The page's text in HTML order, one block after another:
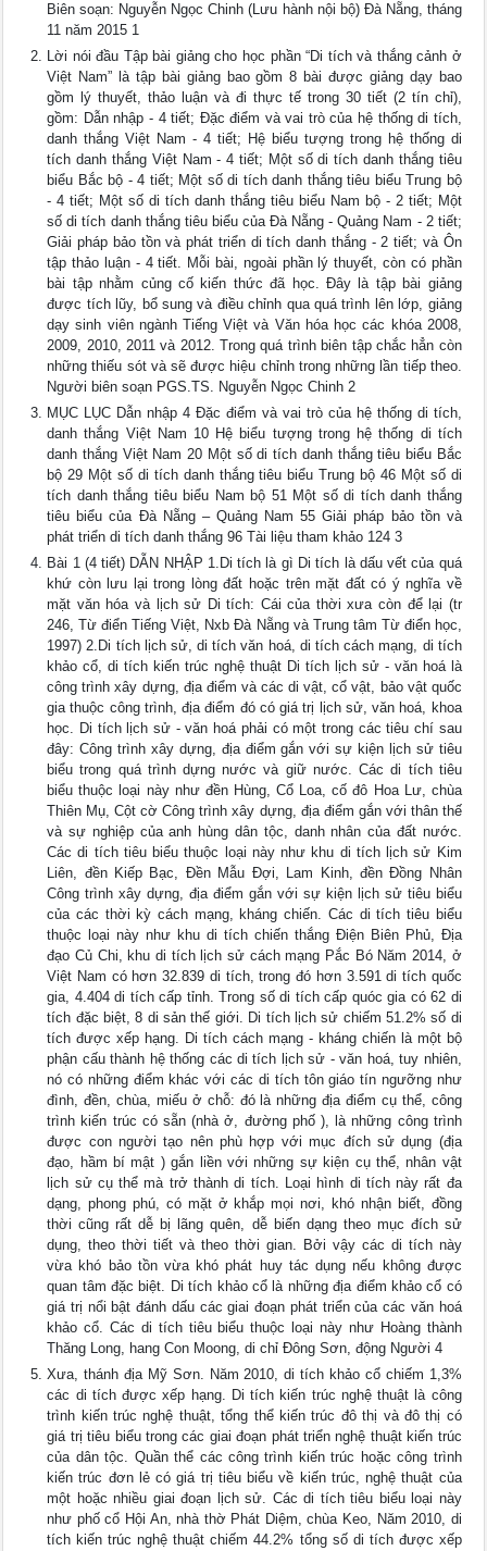
Biên soạn: Nguyễn Ngọc Chinh (Lưu hành nội bộ) Đà Nẵng, tháng
11 năm 2015 1
Lời nói đầu Tập bài giảng cho học phần “Di tích và thắng cảnh ở
Việt Nam” là tập bài giảng bao gồm 8 bài được giảng dạy bao
gồm lý thuyết, thảo luận và đi thực tế trong 30 tiết (2 tín chỉ),
gồm: Dẫn nhập - 4 tiết; Đặc điểm và vai trò của hệ thống di tích,
danh thắng Việt Nam - 4 tiết; Hệ biểu tượng trong hệ thống di
tích danh thắng Việt Nam - 4 tiết; Một số di tích danh thắng tiêu
biểu Bắc bộ - 4 tiết; Một số di tích danh thắng tiêu biểu Trung bộ
- 4 tiết; Một số di tích danh thắng tiêu biểu Nam bộ - 2 tiết; Một
số di tích danh thắng tiêu biểu của Đà Nẵng - Quảng Nam - 2 tiết;
Giải pháp bảo tồn và phát triển di tích danh thắng - 2 tiết; và Ôn
tập thảo luận - 4 tiết. Mỗi bài, ngoài phần lý thuyết, còn có phần
bài tập nhằm củng cố kiến thức đã học. Đây là tập bài giảng
được tích lũy, bổ sung và điều chỉnh qua quá trình lên lớp, giảng
dạy sinh viên ngành Tiếng Việt và Văn hóa học các khóa 2008,
2009, 2010, 2011 và 2012. Trong quá trình biên tập chắc hẳn còn
những thiếu sót và sẽ được hiệu chỉnh trong những lần tiếp theo.
Người biên soạn PGS.TS. Nguyễn Ngọc Chinh 2
MỤC LỤC Dẫn nhập 4 Đặc điểm và vai trò của hệ thống di tích,
danh thắng Việt Nam 10 Hệ biểu tượng trong hệ thống di tích
danh thắng Việt Nam 20 Một số di tích danh thắng tiêu biểu Bắc
bộ 29 Một số di tích danh thắng tiêu biểu Trung bộ 46 Một số di
tích danh thắng tiêu biểu Nam bộ 51 Một số di tích danh thắng
tiêu biểu của Đà Nẵng – Quảng Nam 55 Giải pháp bảo tồn và
phát triển di tích danh thắng 96 Tài liệu tham khảo 124 3
Bài 1 (4 tiết) DẪN NHẬP 1.Di tích là gì Di tích là dấu vết của quá
khứ còn lưu lại trong lòng đất hoặc trên mặt đất có ý nghĩa về
mặt văn hóa và lịch sử Di tích: Cái của thời xưa còn để lại (tr
246, Từ điển Tiếng Việt, Nxb Đà Nẵng và Trung tâm Từ điển học,
1997) 2.Di tích lịch sử, di tích văn hoá, di tích cách mạng, di tích
khảo cổ, di tích kiến trúc nghệ thuật Di tích lịch sử - văn hoá là
công trình xây dựng, địa điểm và các di vật, cổ vật, bảo vật quốc
gia thuộc công trình, địa điểm đó có giá trị lịch sử, văn hoá, khoa
học. Di tích lịch sử - văn hoá phải có một trong các tiêu chí sau
đây: Công trình xây dựng, địa điểm gắn với sự kiện lịch sử tiêu
biểu trong quá trình dựng nước và giữ nước. Các di tích tiêu
biểu thuộc loại này như đền Hùng, Cổ Loa, cố đô Hoa Lư, chùa
Thiên Mụ, Cột cờ Công trình xây dựng, địa điểm gắn với thân thế
và sự nghiệp của anh hùng dân tộc, danh nhân của đất nước.
Các di tích tiêu biểu thuộc loại này như khu di tích lịch sử Kim
Liên, đền Kiếp Bạc, Đền Mẫu Đợi, Lam Kinh, đền Đồng Nhân
Công trình xây dựng, địa điểm gắn với sự kiện lịch sử tiêu biểu
của các thời kỳ cách mạng, kháng chiến. Các di tích tiêu biểu
thuộc loại này như khu di tích chiến thắng Điện Biên Phủ, Địa
đạo Củ Chi, khu di tích lịch sử cách mạng Pắc Bó Năm 2014, ở
Việt Nam có hơn 32.839 di tích, trong đó hơn 3.591 di tích quốc
gia, 4.404 di tích cấp tỉnh. Trong số di tích cấp quóc gia có 62 di
tích đặc biệt, 8 di sản thế giới. Di tích lịch sử chiếm 51.2% số di
tích được xếp hạng. Di tích cách mạng - kháng chiến là một bộ
phận cấu thành hệ thống các di tích lịch sử - văn hoá, tuy nhiên,
nó có những điểm khác với các di tích tôn giáo tín ngưỡng như
đình, đền, chùa, miếu ở chỗ: đó là những địa điểm cụ thể, công
trình kiến trúc có sẵn (nhà ở, đường phố ), là những công trình
được con người tạo nên phù hợp với mục đích sử dụng (địa
đạo, hầm bí mật ) gắn liền với những sự kiện cụ thể, nhân vật
lịch sử cụ thể mà trở thành di tích. Loại hình di tích này rất đa
dạng, phong phú, có mặt ở khắp mọi nơi, khó nhận biết, đồng
thời cũng rất dễ bị lãng quên, dễ biến dạng theo mục đích sử
dụng, theo thời tiết và theo thời gian. Bởi vậy các di tích này
vừa khó bảo tồn vừa khó phát huy tác dụng nếu không được
quan tâm đặc biệt. Di tích khảo cổ là những địa điểm khảo cổ có
giá trị nổi bật đánh dấu các giai đoạn phát triển của các văn hoá
khảo cổ. Các di tích tiêu biểu thuộc loại này như Hoàng thành
Thăng Long, hang Con Moong, di chỉ Đông Sơn, động Người 4
Xưa, thánh địa Mỹ Sơn. Năm 2010, di tích khảo cổ chiếm 1,3%
các di tích được xếp hạng. Di tích kiến trúc nghệ thuật là công
trình kiến trúc nghệ thuật, tổng thể kiến trúc đô thị và đô thị có
giá trị tiêu biểu trong các giai đoạn phát triển nghệ thuật kiến trúc
của dân tộc. Quần thể các công trình kiến trúc hoặc công trình
kiến trúc đơn lẻ có giá trị tiêu biểu về kiến trúc, nghệ thuật của
một hoặc nhiều giai đoạn lịch sử. Các di tích tiêu biểu loại này
như phố cổ Hội An, nhà thờ Phát Diệm, chùa Keo, Năm 2010, di
tích kiến trúc nghệ thuật chiếm 44.2% tổng số di tích được xếp